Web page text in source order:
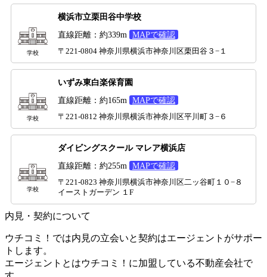
学校
横浜市立栗田谷中学校
直線距離：約339m
MAPで確認
〒221-0804 神奈川県横浜市神奈川区栗田谷３−１
学校
いずみ東白楽保育園
直線距離：約165m
MAPで確認
〒221-0812 神奈川県横浜市神奈川区平川町３−６
学校
ダイビングスクール マレア横浜店
直線距離：約255m
MAPで確認
〒221-0823 神奈川県横浜市神奈川区二ッ谷町１０−８
イーストガーデン １F
内見・契約について
ウチコミ！では内見の立会いと契約はエージェントがサポー
トします。
エージェントとはウチコミ！に加盟している不動産会社で